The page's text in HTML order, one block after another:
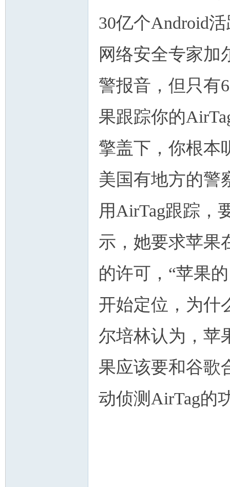
30亿个Android
网络安全专家加
警报音，但只有
果跟踪你的
擎盖下，你根本
美国有地方的警
用AirTag跟踪，
示，她要求苹果
的许可，“苹果
开始定位，为什
尔培林认为，苹
果应该要和谷歌
动侦测AirTag的